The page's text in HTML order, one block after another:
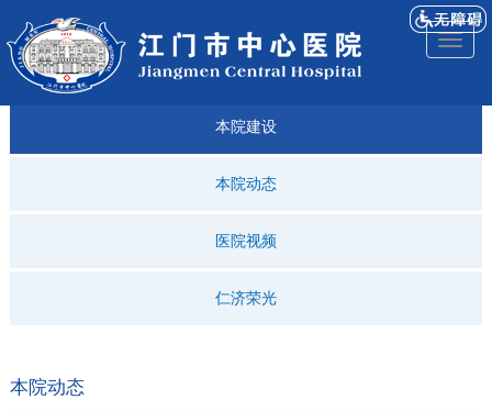
医院
简介
来院
导航
就诊
指引
专科
建设
仁济
科普
人才
招聘
仁济
医院
视频
本院建设
本院动态
医院视频
仁济荣光
本院动态